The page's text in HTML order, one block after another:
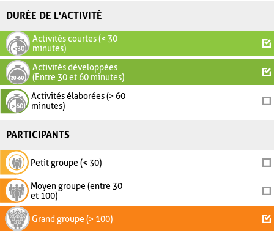
DURÉE DE L'ACTIVITÉ
Activités courtes (< 30
minutes)
Activités développées
(Entre 30 et 60 minutes)
Activités élaborées (> 60
minutes)
PARTICIPANTS
Petit groupe (< 30)
Moyen groupe (entre 30
et 100)
Grand groupe (> 100)